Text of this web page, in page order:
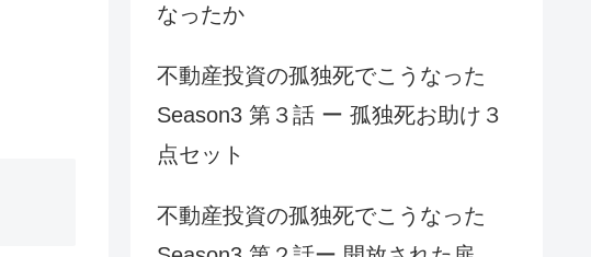
なったか
不動産投資の孤独死でこうなった
Season3 第３話 ー 孤独死お助け３
点セット
不動産投資の孤独死でこうなった